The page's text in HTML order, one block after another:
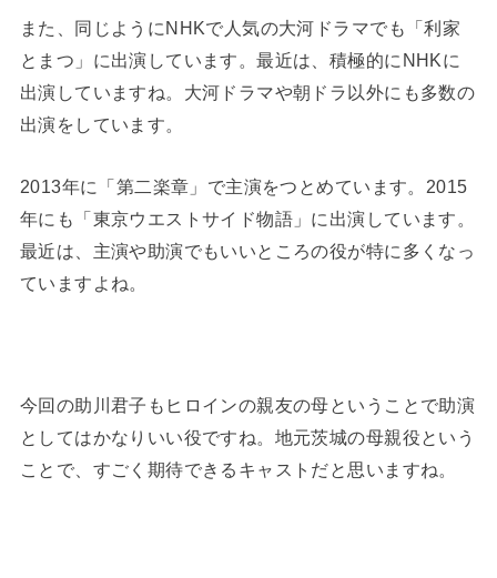
また、同じようにNHKで人気の大河ドラマでも「利家
とまつ」に出演しています。最近は、積極的にNHKに
出演していますね。大河ドラマや朝ドラ以外にも多数の
出演をしています。
2013年に「第二楽章」で主演をつとめています。2015
年にも「東京ウエストサイド物語」に出演しています。
最近は、主演や助演でもいいところの役が特に多くなっ
ていますよね。
今回の助川君子もヒロインの親友の母ということで助演
としてはかなりいい役ですね。地元茨城の母親役という
ことで、すごく期待できるキャストだと思いますね。